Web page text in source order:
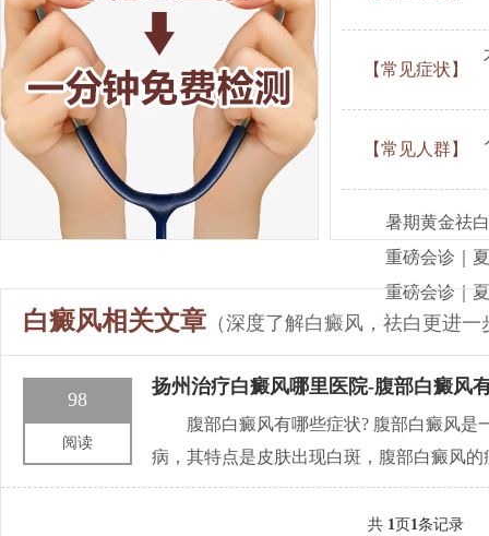
【常见症状】
【常见人群】
暑期黄金祛
重磅会诊｜
重磅会诊｜
白癜风相关文章 （深度了解白癜风，祛白更进一
98
阅读
扬州治疗白癜风哪里医院-腹部白癜风
腹部白癜风有哪些症状? 腹部白癜风
病，其特点是皮肤出现白斑，腹部白癜风
共 1页1条记录